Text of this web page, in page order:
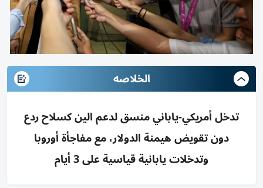
الخلاصه
تدخل أمريكي-ياباني منسق لدعم الين كسلاح ردع
دون تقويض هيمنة الدولار، مع مفاجأة أوروبا
وتدخلات يابانية قياسية على 3 أيام